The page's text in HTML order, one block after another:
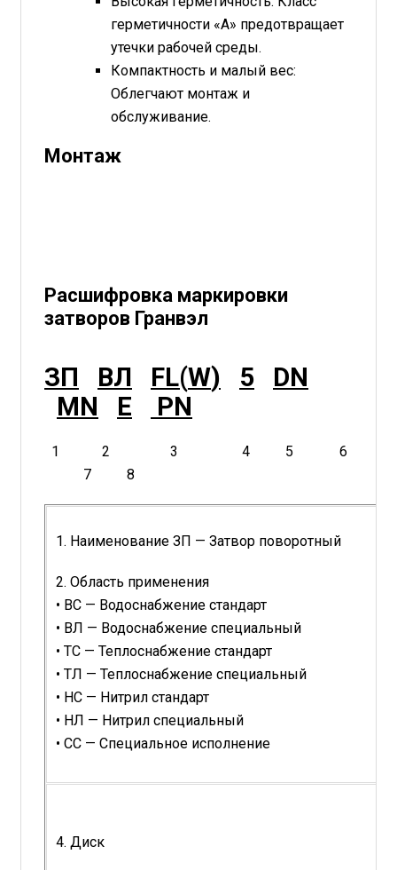
герметичности «А» предотвращает
утечки рабочей среды.
Компактность и малый вес:
Облегчают монтаж и
обслуживание.
Монтаж
Расшифровка маркировки
затворов Гранвэл
ЗП ВЛ FL(W) 5
DN
MN
E PN
1 2 3 4
5 6
7
8
1. Наименование ЗП — Затвор поворотный
2. Область применения
• ВС — Водоснабжение стандарт
• ВЛ — Водоснабжение специальный
• ТС — Теплоснабжение стандарт
• ТЛ — Теплоснабжение специальный
• НС — Нитрил стандарт
• НЛ — Нитрил специальный
• CC — Специальное исполнение
4. Диск